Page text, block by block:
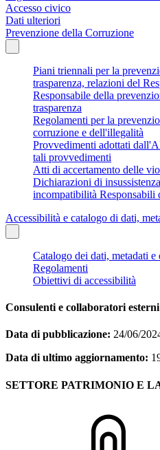
Accesso civico
Dati ulteriori
Prevenzione della Corruzione
Piani triennali per la
trasparenza, relazioni del
Responsabile della
trasparenza
Regolamenti per la
corruzione e dell'illegalità
Provvedimenti adottati
tali provvedimenti
Atti di accertamento delle
Dichiarazioni di
incompatibilità Responsabili
Accessibilità e catalogo di dati,
Catalogo dei dati, metadati e
Regolamenti
Obiettivi di accessibilità
Consulenti e collaboratori
Data di pubblicazione: 24/06/
Data di ultimo aggiornamento:
SETTORE PATRIMONIO E